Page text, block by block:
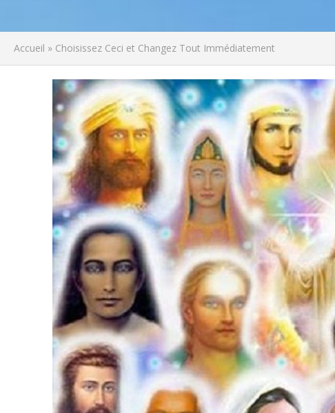
Accueil » Choisissez Ceci et Changez Tout Immédiatement